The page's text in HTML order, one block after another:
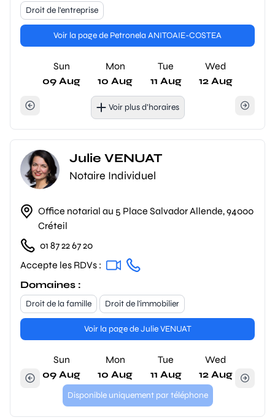
Droit de l'entreprise
Voir la page de Petronela ANITOAIE-COSTEA
Sun
09 Aug
Mon
10 Aug
Tue
11 Aug
Wed
12 Aug
Voir plus d’horaires
Julie VENUAT
Notaire Individuel
Office notarial au 5 Place Salvador Allende, 94000
Créteil
01 87 22 67 20
Accepte les RDVs :
Domaines :
Droit de la famille Droit de l'immobilier
Voir la page de Julie VENUAT
Sun
09 Aug
Mon
10 Aug
Tue
11 Aug
Wed
12 Aug
Disponible uniquement par téléphone